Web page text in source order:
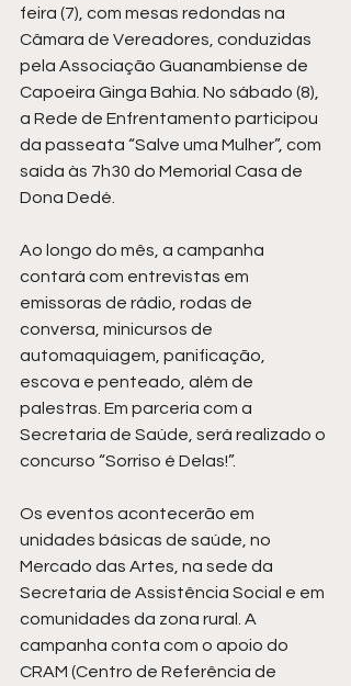
feira (7), com mesas redondas na
Câmara de Vereadores, conduzidas
pela Associação Guanambiense de
Capoeira Ginga Bahia. No sábado (8),
a Rede de Enfrentamento participou
da passeata “Salve uma Mulher”, com
saída às 7h30 do Memorial Casa de
Dona Dedé.
Ao longo do mês, a campanha
contará com entrevistas em
emissoras de rádio, rodas de
conversa, minicursos de
automaquiagem, panificação,
escova e penteado, além de
palestras. Em parceria com a
Secretaria de Saúde, será realizado o
concurso “Sorriso é Delas!”.
Os eventos acontecerão em
unidades básicas de saúde, no
Mercado das Artes, na sede da
Secretaria de Assistência Social e em
comunidades da zona rural. A
campanha conta com o apoio do
CRAM (Centro de Referência de